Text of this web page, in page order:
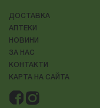
ДОСТАВКА
АПТЕКИ
НОВИНИ
ЗА НАС
КОНТАКТИ
КАРТА НА САЙТА